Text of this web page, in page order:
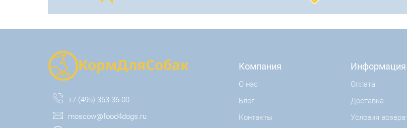
+7 (495) 363-36-00
moscow@food4dogs.ru
Компания
О нас
Блог
Контакты
Информация
Оплата
Доставка
Условия